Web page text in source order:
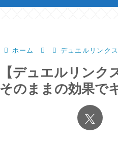
ホーム デュエルリンクス
【デュエルリンク
そのままの効果で